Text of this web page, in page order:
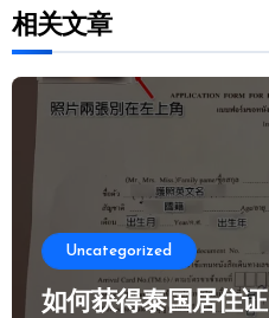
相关文章
Uncategorized
如何获得泰国居住证